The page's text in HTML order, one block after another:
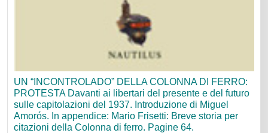
UN “INCONTROLADO” DELLA COLONNA DI FERRO:
PROTESTA Davanti ai libertari del presente e del futuro
sulle capitolazioni del 1937. Introduzione di Miguel
Amorós. In appendice: Mario Frisetti: Breve storia per
citazioni della Colonna di ferro. Pagine 64.